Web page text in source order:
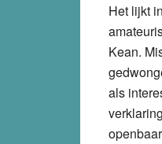
Het lijkt
Kean.
als